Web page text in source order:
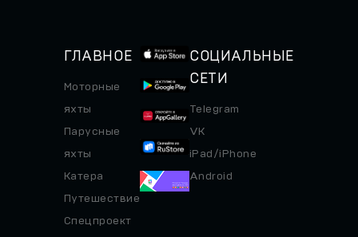
ГЛАВНОЕ
Моторные
яхты
Парусные
яхты
Катера
Путешествие
Спецпроект
СОЦИАЛЬНЫЕ
СЕТИ
Telegram
VK
iPad/iPhone
Android